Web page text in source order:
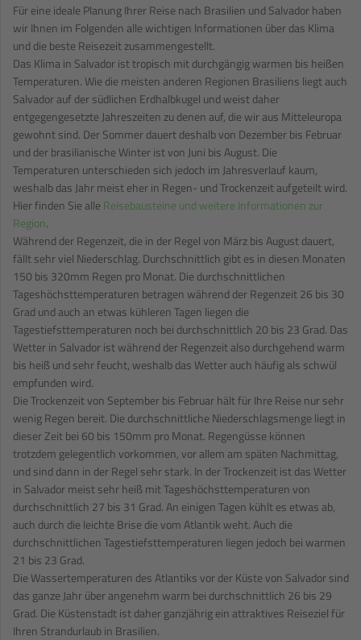
Für eine ideale Planung Ihrer Reise nach Brasilien und Salvador haben
wir Ihnen im Folgenden alle wichtigen Informationen über das Klima
und die beste Reisezeit zusammengestellt.
Das Klima in Salvador ist tropisch mit durchgängig warmen bis heißen
Temperaturen. Wie die meisten anderen Regionen Brasiliens liegt auch
Salvador auf der südlichen Erdhalbkugel und weist daher
entgegengesetzte Jahreszeiten zu denen auf, die wir aus Mitteleuropa
gewohnt sind. Der Sommer dauert deshalb von Dezember bis Februar
und der brasilianische Winter ist von Juni bis August. Die
Temperaturen unterschieden sich jedoch im Jahresverlauf kaum,
weshalb das Jahr meist eher in Regen- und Trockenzeit aufgeteilt wird.
Hier finden Sie alle Reisebausteine und weitere Informationen zur
Region.
Während der Regenzeit, die in der Regel von März bis August dauert,
fällt sehr viel Niederschlag. Durchschnittlich gibt es in diesen Monaten
150 bis 320mm Regen pro Monat. Die durchschnittlichen
Tageshöchsttemperaturen betragen während der Regenzeit 26 bis 30
Grad und auch an etwas kühleren Tagen liegen die
Tagestiefsttemperaturen noch bei durchschnittlich 20 bis 23 Grad. Das
Wetter in Salvador ist während der Regenzeit also durchgehend warm
bis heiß und sehr feucht, weshalb das Wetter auch häufig als schwül
empfunden wird.
Die Trockenzeit von September bis Februar hält für Ihre Reise nur sehr
wenig Regen bereit. Die durchschnittliche Niederschlagsmenge liegt in
dieser Zeit bei 60 bis 150mm pro Monat. Regengüsse können
trotzdem gelegentlich vorkommen, vor allem am späten Nachmittag,
und sind dann in der Regel sehr stark. In der Trockenzeit ist das Wetter
in Salvador meist sehr heiß mit Tageshöchsttemperaturen von
durchschnittlich 27 bis 31 Grad. An einigen Tagen kühlt es etwas ab,
auch durch die leichte Brise die vom Atlantik weht. Auch die
durchschnittlichen Tagestiefsttemperaturen liegen jedoch bei warmen
21 bis 23 Grad.
Die Wassertemperaturen des Atlantiks vor der Küste von Salvador sind
das ganze Jahr über angenehm warm bei durchschnittlich 26 bis 29
Grad. Die Küstenstadt ist daher ganzjährig ein attraktives Reiseziel für
Ihren Strandurlaub in Brasilien.